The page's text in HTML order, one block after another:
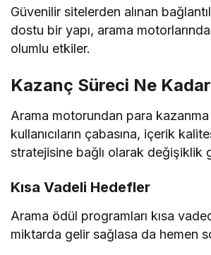
Güvenilir sitelerden alınan
dostu bir yapı, arama motorlarında
olumlu etkiler.
Kazanç Süreci Ne
Arama motorundan para
kullanıcıların çabasına, içerik
stratejisine bağlı olarak değişiklik
Kısa Vadeli Hedefler
Arama ödül programları kısa
miktarda gelir sağlasa da hemen